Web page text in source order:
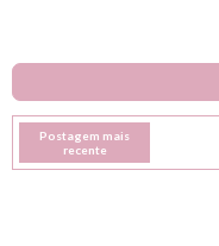
Postagem mais
recente